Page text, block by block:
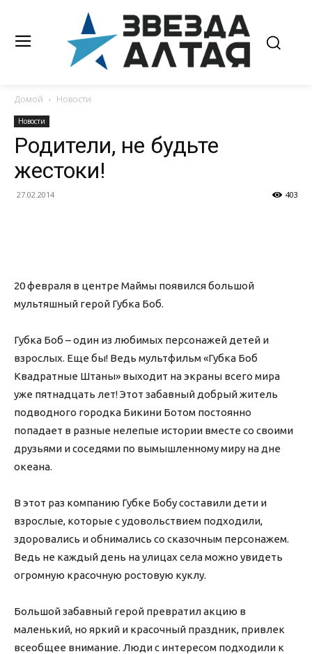
Домой Новости
Новости
Родители, не будьте
жестоки!
27.02.2014 403
20 февраля в центре Маймы появился большой
мультяшный герой Губка Боб.
Губка Боб – один из любимых персонажей детей и
взрослых. Еще бы! Ведь мультфильм «Губка Боб
Квадратные Штаны» выходит на экраны всего мира
уже пятнадцать лет! Этот забавный добрый житель
подводного городка Бикини Ботом постоянно
попадает в разные нелепые истории вместе со своими
друзьями и соседями по вымышленному миру на дне
океана.
В этот раз компанию Губке Бобу составили дети и
взрослые, которые с удовольствием подходили,
здоровались и обнимались со сказочным персонажем.
Ведь не каждый день на улицах села можно увидеть
огромную красочную ростовую куклу.
Большой забавный герой превратил акцию в
маленький, но яркий и красочный праздник, привлек
всеобщее внимание. Люди с интересом подходили к